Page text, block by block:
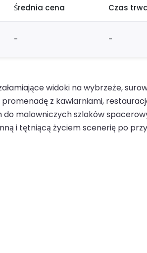
Średnia cena Czas
- -
widoki na wybrzeże,
z kawiarniami,
do malowniczych szlaków
i tętniącą życiem scenerię po